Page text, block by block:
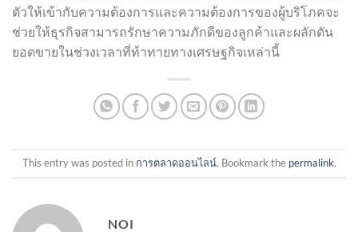
ตัวให้เข้ากับความต้องการและความต้องการของผู้บริโภคจะ
ช่วยให้ธุรกิจสามารถรักษาความภักดีของลูกค้าและผลักดัน
ยอดขายในช่วงเวลาที่ท้าทายทางเศรษฐกิจเหล่านี้
This entry was posted in การตลาดออนไลน์. Bookmark the permalink.
NOI